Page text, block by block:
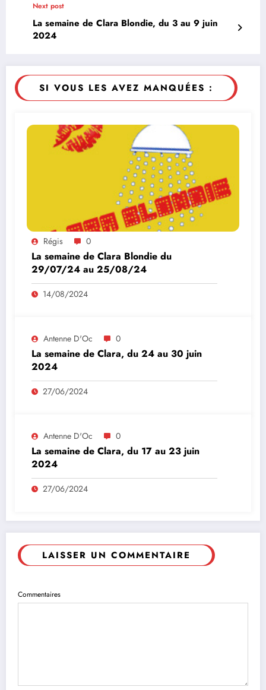
Next post
La semaine de Clara Blondie, du 3 au 9 juin
2024
SI VOUS LES AVEZ MANQUÉES :
Régis 0
La semaine de Clara Blondie du
29/07/24 au 25/08/24
14/08/2024
Antenne D'Oc 0
La semaine de Clara, du 24 au 30 juin
2024
27/06/2024
Antenne D'Oc 0
La semaine de Clara, du 17 au 23 juin
2024
27/06/2024
LAISSER UN COMMENTAIRE
Commentaires